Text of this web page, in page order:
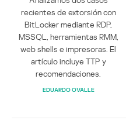
recientes de extorsión con
BitLocker mediante RDP,
MSSQL, herramientas RMM,
web shells e impresoras. El
artículo incluye TTP y
recomendaciones.
EDUARDO OVALLE